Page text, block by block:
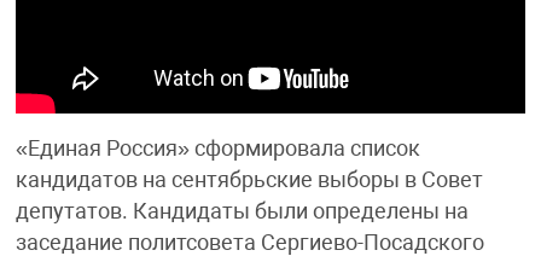
«Единая Россия» сформировала список
кандидатов на сентябрьские выборы в Совет
депутатов. Кандидаты были определены на
заседание политсовета Сергиево-Посадского